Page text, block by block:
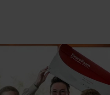
zu sehen!
zu sehen!